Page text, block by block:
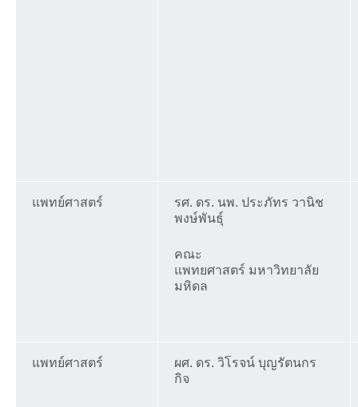
แพทย์ศาสตร์
รศ. ดร. นพ. ประภัทร วานิช
พงษ์พันธุ์
คณะ
แพทยศาสตร์ มหาวิทยาลัย
มหิดล
แพทย์ศาสตร์
ผศ. ดร. วิโรจน์ บุญรัตนกร
กิจ